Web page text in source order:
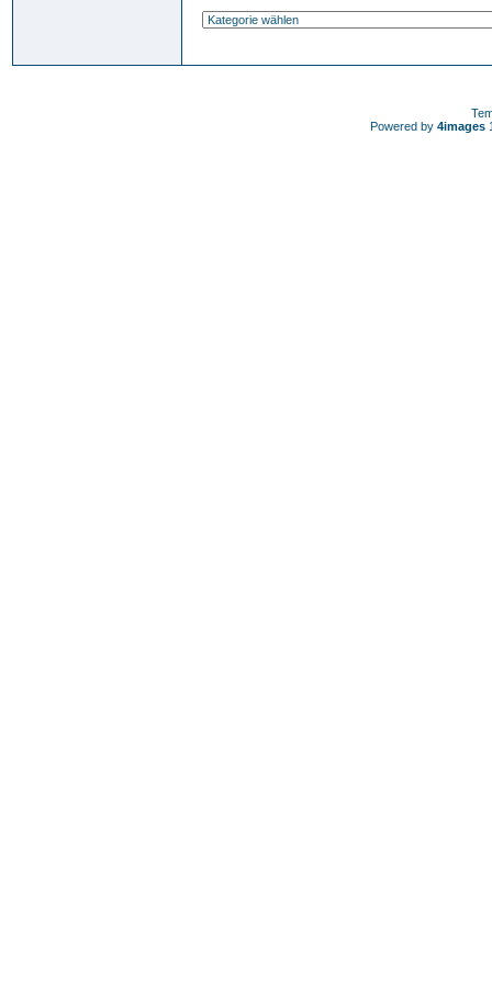
Powered by 4images